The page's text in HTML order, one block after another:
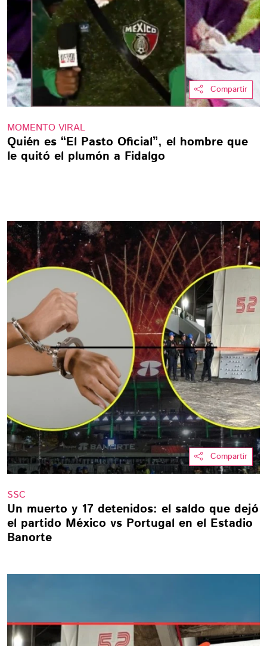
Compartir
MOMENTO VIRAL
Quién es “El Pasto Oficial”, el hombre que
le quitó el plumón a Fidalgo
Compartir
SSC
Un muerto y 17 detenidos: el saldo que dejó
el partido México vs Portugal en el Estadio
Banorte